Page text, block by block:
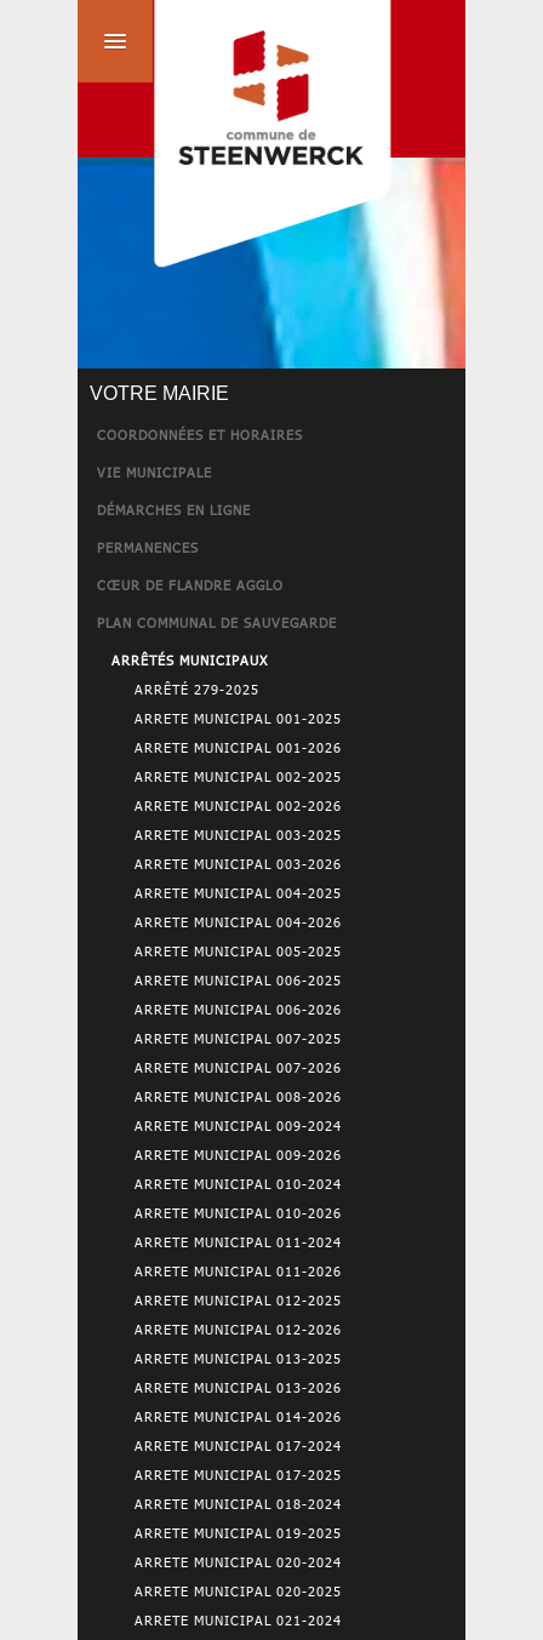
VOTRE MAIRIE
COORDONNÉES ET HORAIRES
VIE MUNICIPALE
DÉMARCHES EN LIGNE
PERMANENCES
CŒUR DE FLANDRE AGGLO
PLAN COMMUNAL DE SAUVEGARDE
ARRÊTÉS MUNICIPAUX
ARRÊTÉ 279-2025
ARRETE MUNICIPAL 001-2025
ARRETE MUNICIPAL 001-2026
ARRETE MUNICIPAL 002-2025
ARRETE MUNICIPAL 002-2026
ARRETE MUNICIPAL 003-2025
ARRETE MUNICIPAL 003-2026
ARRETE MUNICIPAL 004-2025
ARRETE MUNICIPAL 004-2026
ARRETE MUNICIPAL 005-2025
ARRETE MUNICIPAL 006-2025
ARRETE MUNICIPAL 006-2026
ARRETE MUNICIPAL 007-2025
ARRETE MUNICIPAL 007-2026
ARRETE MUNICIPAL 008-2026
ARRETE MUNICIPAL 009-2024
ARRETE MUNICIPAL 009-2026
ARRETE MUNICIPAL 010-2024
ARRETE MUNICIPAL 010-2026
ARRETE MUNICIPAL 011-2024
ARRETE MUNICIPAL 011-2026
ARRETE MUNICIPAL 012-2025
ARRETE MUNICIPAL 012-2026
ARRETE MUNICIPAL 013-2025
ARRETE MUNICIPAL 013-2026
ARRETE MUNICIPAL 014-2026
ARRETE MUNICIPAL 017-2024
ARRETE MUNICIPAL 017-2025
ARRETE MUNICIPAL 018-2024
ARRETE MUNICIPAL 019-2025
ARRETE MUNICIPAL 020-2024
ARRETE MUNICIPAL 020-2025
ARRETE MUNICIPAL 021-2024